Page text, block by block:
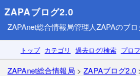
ZAPAブログ2.0
ZAPAnet総合情報局管理人ZAPAのブロ
トップ カテゴリ 過去ログ/検索 プロ
ZAPAnet総合情報局 >ZAPAブログ2.0